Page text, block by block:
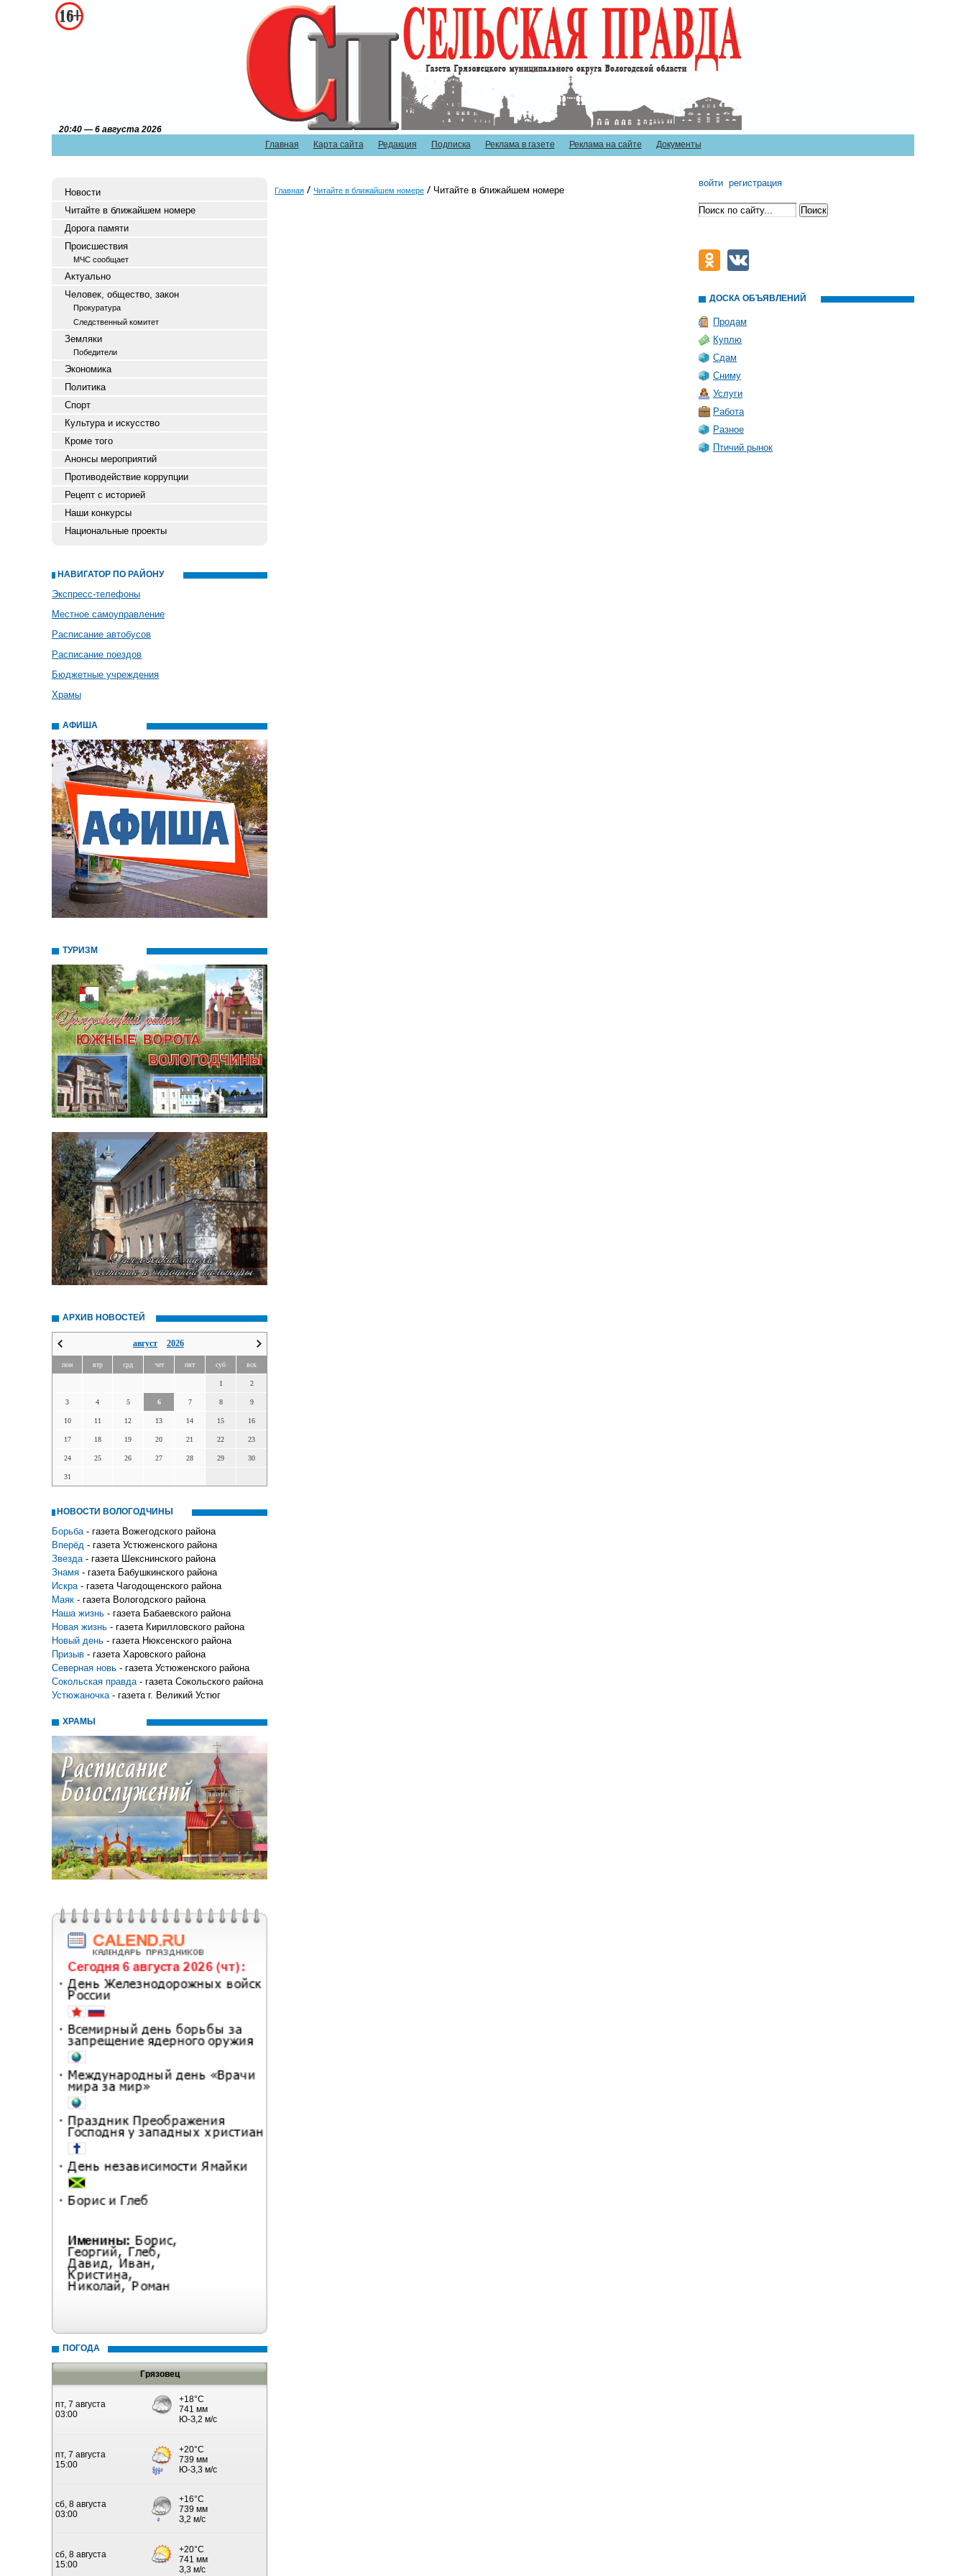
Главная Карта сайта Редакция Подписка Реклама в газете Реклама на сайте Документы
20:40 — 6 августа 2026
Новости
Читайте в ближайшем номере
Дорога памяти
Происшествия
МЧС сообщает
Актуально
Человек, общество, закон
Прокуратура
Следственный комитет
Земляки
Победители
Экономика
Политика
Спорт
Культура и искусство
Кроме того
Анонсы мероприятий
Противодействие коррупции
Рецепт с историей
Наши конкурсы
Национальные проекты
НАВИГАТОР ПО РАЙОНУ
Экспресс-телефоны
Местное самоуправление
Расписание автобусов
Расписание поездов
Бюджетные учреждения
Храмы
АФИША
ТУРИЗМ
АРХИВ НОВОСТЕЙ
август 2026
пон втр срд чет пят суб вск
1 2
3 4 5 6 7 8 9
10 11 12 13 14 15 16
17 18 19 20 21 22 23
24 25 26 27 28 29 30
31
НОВОСТИ ВОЛОГОДЧИНЫ
Борьба - газета Вожегодского района
Вперёд - газета Устюженского района
Звезда - газета Шекснинского района
Знамя - газета Бабушкинского района
Искра - газета Чагодощенского района
Маяк - газета Вологодского района
Наша жизнь - газета Бабаевского района
Новая жизнь - газета Кирилловского района
Новый день - газета Нюксенского района
Призыв - газета Харовского района
Северная новь - газета Устюженского района
Сокольская правда - газета Сокольского района
Устюжаночка - газета г. Великий Устюг
ХРАМЫ
ПОГОДА
Грязовец
Главная Читайте в ближайшем номере Читайте в ближайшем номере
войти регистрация
ДОСКА ОБЪЯВЛЕНИЙ
Продам
Куплю
Сдам
Сниму
Услуги
Работа
Разное
Птичий рынок